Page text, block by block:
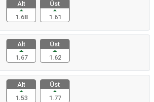
Alt
1.68
Üst
1.61
Alt
1.67
Üst
1.62
Alt
1.53
Üst
1.77